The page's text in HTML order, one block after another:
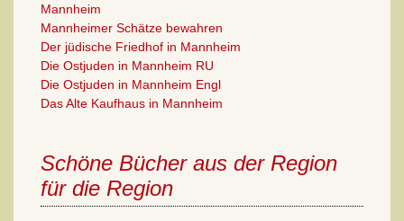
Mannheim
Mannheimer Schätze bewahren
Der jüdische Friedhof in Mannheim
Die Ostjuden in Mannheim RU
Die Ostjuden in Mannheim Engl
Das Alte Kaufhaus in Mannheim
Schöne Bücher aus der Region
für die Region